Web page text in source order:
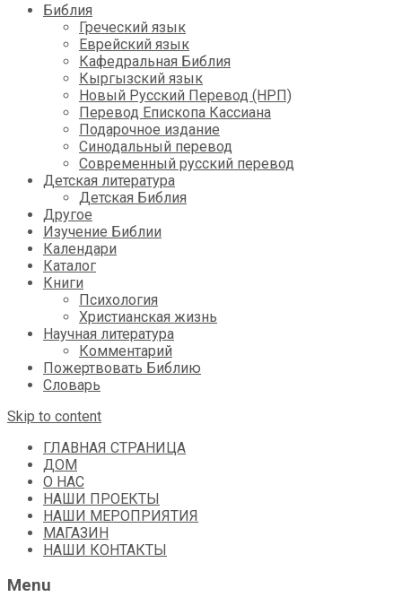
Библия
Греческий язык
Еврейский язык
Кафедральная Библия
Кыргызский язык
Новый Русский Перевод (НРП)
Перевод Епископа Кассиана
Подарочное издание
Синодальный перевод
Современный русский перевод
Детская литература
Детская Библия
Другое
Изучение Библии
Календари
Каталог
Книги
Психология
Христианская жизнь
Научная литература
Комментарий
Пожертвовать Библию
Словарь
Skip to content
ГЛАВНАЯ СТРАНИЦА
ДОМ
О НАС
НАШИ ПРОЕКТЫ
НАШИ МЕРОПРИЯТИЯ
МАГАЗИН
НАШИ КОНТАКТЫ
Menu